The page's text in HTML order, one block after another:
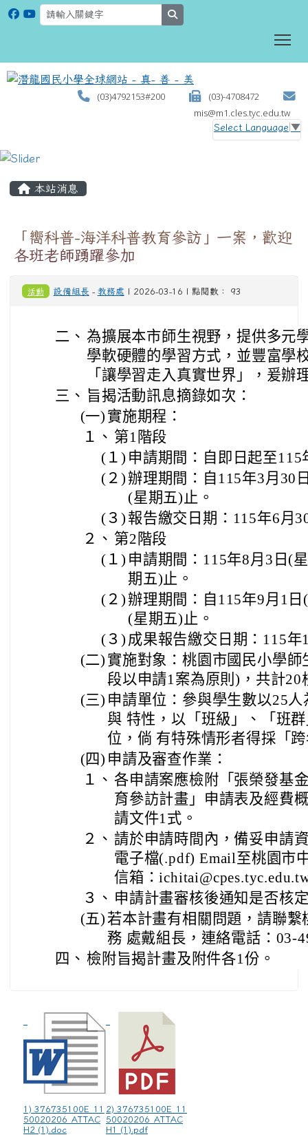
(03)4792153#200
(03)-4708472
mis@m1.cles.tyc.edu.tw
Select Language ▼
本站消息
「嚮科普-海洋科普教育參訪」一案，歡迎
各班老師踴躍參加
活動 設備組長 - 教務處 | 2026-03-16 | 點閱數： 93
二、 為擴展本市師生視野，提供多元
學軟硬體的學習方式，並豐富學
「讓學習走入真實世界」，爰辦
三、 旨揭活動訊息摘錄如次：
(一) 實施期程：
１、 第1階段
(１) 申請期間：自即日起至
(２)辦理期間：自115年3月30
(星期五)止。
(３) 報告繳交日期：115年6月
２、 第2階段
(１) 申請期間：115年8月3日(
期五)止。
(２)辦理期間：自115年9月1
(星期五)止。
(３) 成果報告繳交日期：115
(二) 實施對象：桃園市國民小學
段以申請1案為原則)，共計20
(三) 申請單位：參與學生數以25
與 特性，以「班級」、「班
位，倘 有特殊情形者得採「
(四) 申請及審查作業：
１、 各申請案應檢附「張榮發基
育參訪計畫」申請表及經費
請文件1式。
２、 請於申請時間內，備妥申請
電子檔(.pdf) Email至桃園市
信箱：
３、 申請計畫審核後通知是否核
(五) 若本計畫有相關問題，請聯
務 處戴組長，連絡電話：03-
四、 檢附旨揭計畫及附件各1份。
1) 376735100E_11
50020206_ATTAC
H2 (1).doc
2) 376735100E_11
50020206_ATTAC
H1 (1).pdf